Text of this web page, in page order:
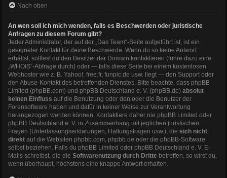
Nach oben
An wen soll ich mich wenden, falls es Beschwerden oder juristische
Anfragen zu diesem Forum gibt?
Jeder Administrator, der auf der „Das Team“-Seite aufgeführt ist, ist ein
geeigneter Kontakt für deine Beschwerde. Wenn du so keine Antwort
erhältst, solltest du den Besitzer der Domain kontaktieren (führe dazu eine
„WHOIS“-Abfrage durch) oder — falls diese Seite bei einem kostenlosen
Webhoster wie z. B. Yahoo!, free.fr, funpic.de usw. liegt — den Support oder
den Abuse-Kontakt des betreffenden Dienstes. Bitte beachte, dass phpBB
Limited (phpBB.com) und phpBB Deutschland e. V. (phpBB.de) absolut
keinen Einfluss auf die Benutzung oder den oder die Benutzer der
Forensoftware haben und dafür in keiner Weise zur Verantwortung
herangezogen werden können. Kontaktiere daher nie phpBB Limited oder
phpBB Deutschland e. V. in Zusammenhang mit jeglichen juristischen
Fragen (Unterlassungserklärungen, Haftungsfragen usw.), die sich nicht
direkt auf die Websiten phpbb.com, phpbb.de oder die phpBB-Software
selbst beziehen. Falls du phpBB Limited oder phpBB Deutschland e. V. E-
Mails schreibst, die die Softwarenutzung durch Dritte betreffen, so wirst du,
wenn überhaupt, höchstens eine knappe Antwort erhalten.